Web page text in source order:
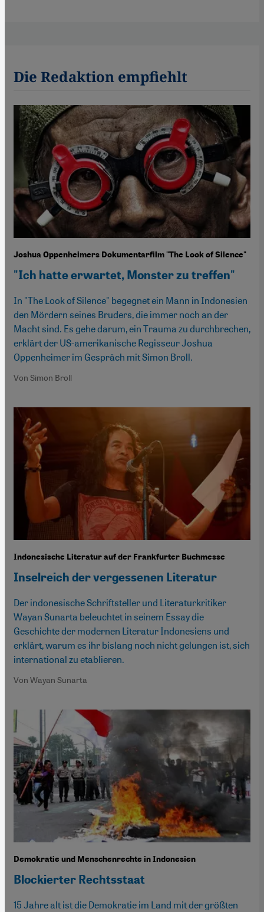
Die Redaktion empfiehlt
Joshua Oppenheimers Dokumentarfilm "The Look of Silence"
"Ich hatte erwartet, Monster zu treffen"
In "The Look of Silence" begegnet ein Mann in Indonesien
den Mördern seines Bruders, die immer noch an der
Macht sind. Es gehe darum, ein Trauma zu durchbrechen,
erklärt der US-amerikanische Regisseur Joshua
Oppenheimer im Gespräch mit Simon Broll.
Von Simon Broll
Indonesische Literatur auf der Frankfurter Buchmesse
Inselreich der vergessenen Literatur
Der indonesische Schriftsteller und Literaturkritiker
Wayan Sunarta beleuchtet in seinem Essay die
Geschichte der modernen Literatur Indonesiens und
erklärt, warum es ihr bislang noch nicht gelungen ist, sich
international zu etablieren.
Von Wayan Sunarta
Demokratie und Menschenrechte in Indonesien
Blockierter Rechtsstaat
15 Jahre alt ist die Demokratie im Land mit der größten